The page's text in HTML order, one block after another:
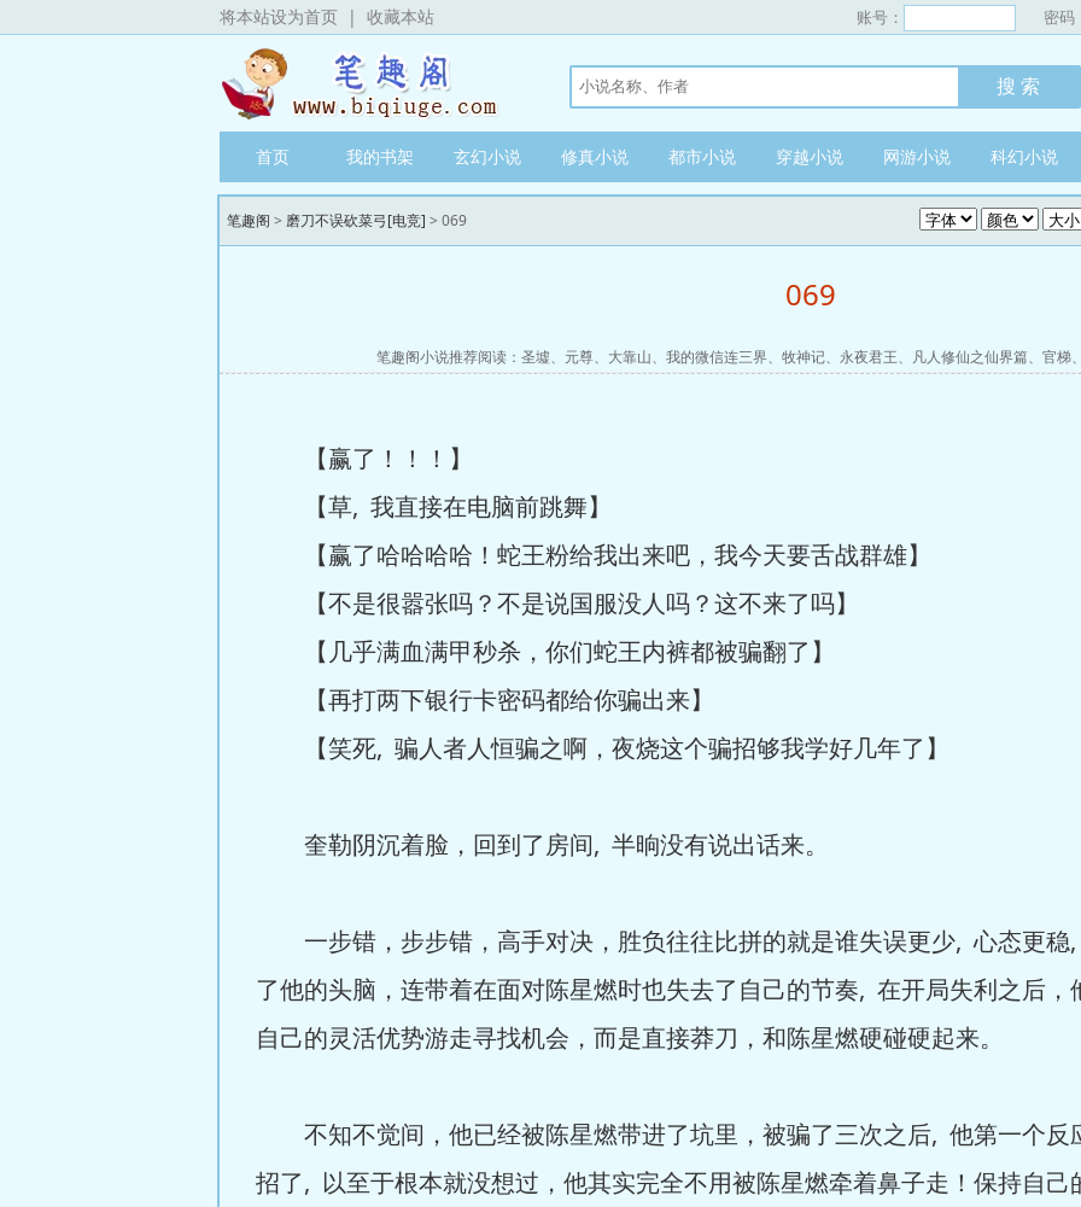
将本站设为首页 | 收藏本站 账号： 密码
首页 我的书架 玄幻小说 修真小说 都市小说 穿越小说 网游小说 科幻小说
笔趣阁 > 磨刀不误砍菜弓[电竞] > 069
069
笔趣阁小说推荐阅读： 圣墟、 元尊、 大靠山、 我的微信连三界、 牧神记、 永夜君王、 凡人修仙之仙界篇、 官梯
【赢了！！！】
【草, 我直接在电脑前跳舞】
【赢了哈哈哈哈！蛇王粉给我出来吧，我今天要舌战群雄】
【不是很嚣张吗？不是说国服没人吗？这不来了吗】
【几乎满血满甲秒杀，你们蛇王内裤都被骗翻了】
【再打两下银行卡密码都给你骗出来】
【笑死, 骗人者人恒骗之啊，夜烧这个骗招够我学好几年了】
奎勒阴沉着脸，回到了房间, 半晌没有说出话来。
一步错，步步错，高手对决，胜负往往比拼的就是谁失误更少, 心态更稳
了他的头脑，连带着在面对陈星燃时也失去了自己的节奏, 在开局失利之后
自己的灵活优势游走寻找机会，而是直接莽刀，和陈星燃硬碰硬起来。
不知不觉间，他已经被陈星燃带进了坑里，被骗了三次之后, 他第一个反
招了, 以至于根本就没想过，他其实完全不用被陈星燃牵着鼻子走！保持自